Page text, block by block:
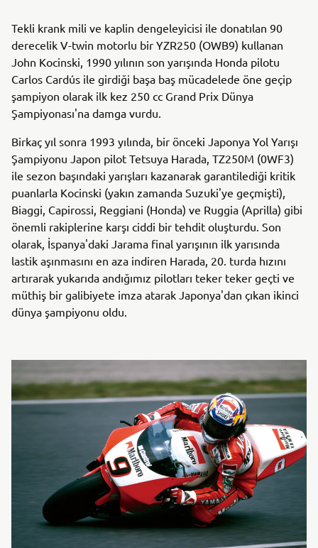
Tekli krank mili ve kaplin dengeleyicisi ile donatılan 90
derecelik V-twin motorlu bir YZR250 (OWB9) kullanan
John Kocinski, 1990 yılının son yarışında Honda pilotu
Carlos Cardús ile girdiği başa baş mücadelede öne geçip
şampiyon olarak ilk kez 250 cc Grand Prix Dünya
Şampiyonası'na damga vurdu.
Birkaç yıl sonra 1993 yılında, bir önceki Japonya Yol Yarışı
Şampiyonu Japon pilot Tetsuya Harada, TZ250M (0WF3)
ile sezon başındaki yarışları kazanarak garantilediği kritik
puanlarla Kocinski (yakın zamanda Suzuki'ye geçmişti),
Biaggi, Capirossi, Reggiani (Honda) ve Ruggia (Aprilla) gibi
önemli rakiplerine karşı ciddi bir tehdit oluşturdu. Son
olarak, İspanya'daki Jarama final yarışının ilk yarısında
lastik aşınmasını en aza indiren Harada, 20. turda hızını
artırarak yukarıda andığımız pilotları teker teker geçti ve
müthiş bir galibiyete imza atarak Japonya'dan çıkan ikinci
dünya şampiyonu oldu.